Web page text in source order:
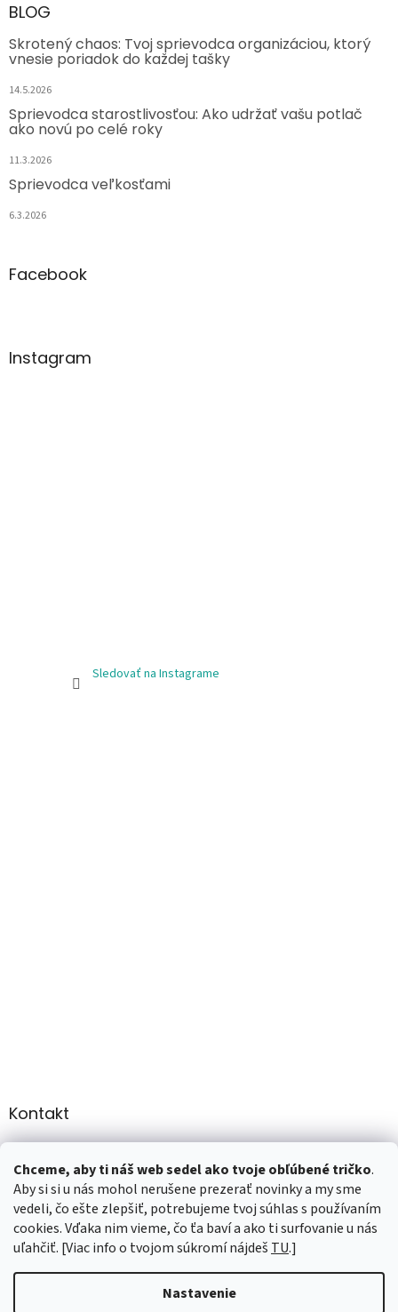
Chceme, aby ti náš web sedel ako tvoje obľúbené tričko.
Aby si si u nás mohol nerušene prezerať novinky a my sme
vedeli, čo ešte zlepšiť, potrebujeme tvoj súhlas s používaním
cookies. Vďaka nim vieme, čo ťa baví a ako ti surfovanie u nás
uľahčiť. [Viac info o tvojom súkromí nájdeš TU.]
Nastavenie
BLOG
Skrotený chaos: Tvoj sprievodca organizáciou, ktorý
vnesie poriadok do každej tašky
14.5.2026
Sprievodca starostlivosťou: Ako udržať vašu potlač
ako novú po celé roky
11.3.2026
Sprievodca veľkosťami
6.3.2026
Facebook
Instagram
Sledovať na Instagrame
Kontakt
+421 907947783
Vytvoril Shoptet